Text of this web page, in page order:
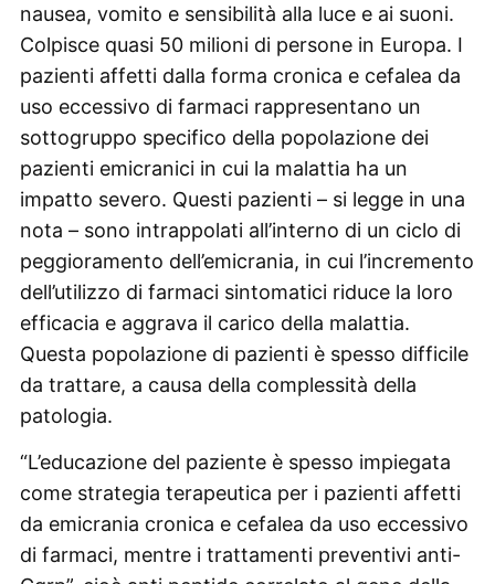
nausea, vomito e sensibilità alla luce e ai suoni.
Colpisce quasi 50 milioni di persone in Europa. I
pazienti affetti dalla forma cronica e cefalea da
uso eccessivo di farmaci rappresentano un
sottogruppo specifico della popolazione dei
pazienti emicranici in cui la malattia ha un
impatto severo. Questi pazienti – si legge in una
nota – sono intrappolati all’interno di un ciclo di
peggioramento dell’emicrania, in cui l’incremento
dell’utilizzo di farmaci sintomatici riduce la loro
efficacia e aggrava il carico della malattia.
Questa popolazione di pazienti è spesso difficile
da trattare, a causa della complessità della
patologia.
“L’educazione del paziente è spesso impiegata
come strategia terapeutica per i pazienti affetti
da emicrania cronica e cefalea da uso eccessivo
di farmaci, mentre i trattamenti preventivi anti-